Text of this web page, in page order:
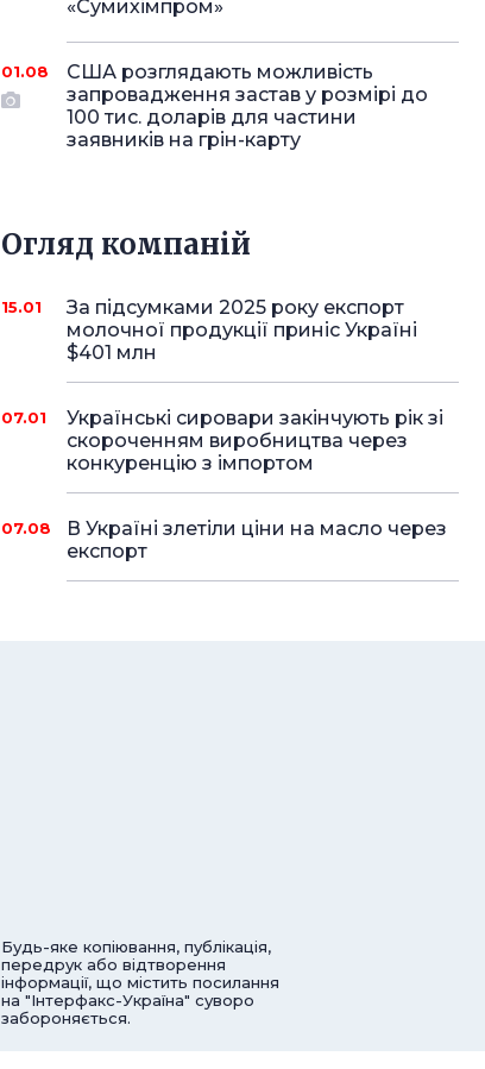
«Сумихімпром»
01.08
США розглядають можливість
запровадження застав у розмірі до
100 тис. доларів для частини
заявників на грін-карту
Огляд компаній
15.01
За підсумками 2025 року експорт
молочної продукції приніс Україні
$401 млн
07.01
Українські сировари закінчують рік зі
скороченням виробництва через
конкуренцію з імпортом
07.08
В Україні злетіли ціни на масло через
експорт
Будь-яке копіювання, публікація,
передрук або відтворення
інформації, що містить посилання
на "Інтерфакс-Україна" суворо
забороняється.